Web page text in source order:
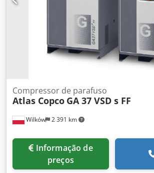
Wilków 2 391 km
Compressor de parafuso
Atlas Copco GA 37 VSD s FF
preços